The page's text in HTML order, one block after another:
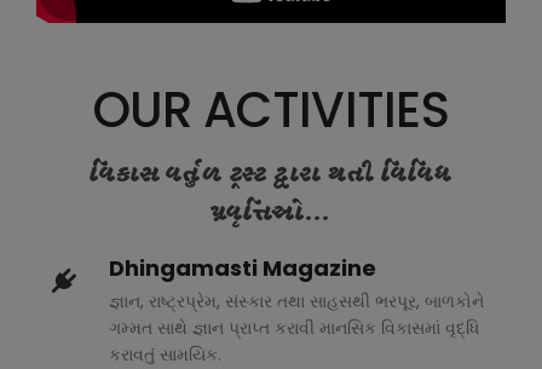
OUR ACTIVITIES
વિકાસ વર્તુળ ટ્રસ્ટ દ્વારા થતી વિવિધ
પ્રવૃત્તિઓ...
Dhingamasti Magazine
જ્ઞાન, રાષ્ટ્રપ્રેમ, સંસ્કાર તથા સાહસથી ભરપૂર, બાળકોને
ગમ્મત સાથે જ્ઞાન પ્રાપ્ત કરાવી માનસિક વિકાસમાં વૃદ્ધિ
કરાવતું સામયિક.